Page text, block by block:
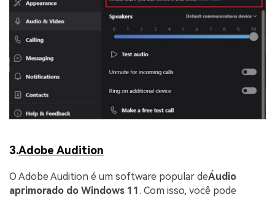
3.Adobe Audition
O Adobe Audition é um software popular deÁudio
aprimorado do Windows 11. Com isso, você pode